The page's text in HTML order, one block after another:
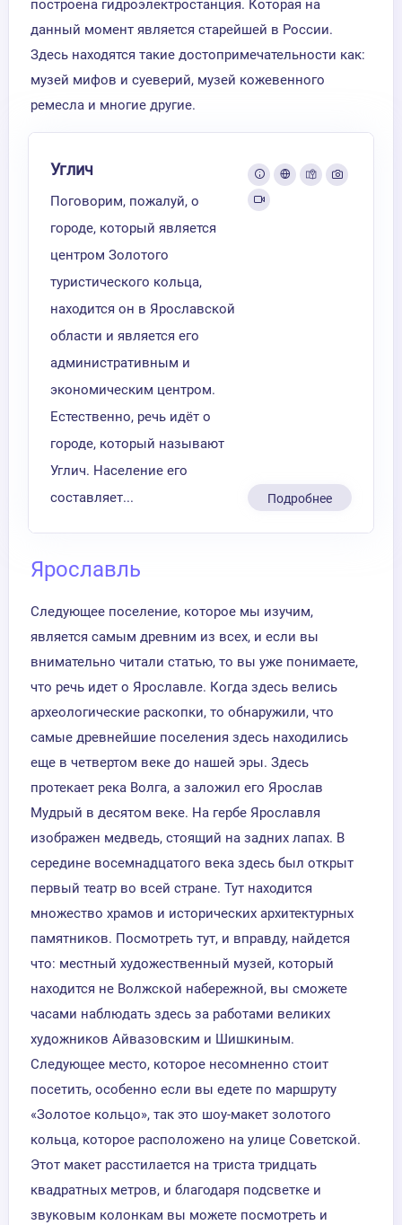
построена гидроэлектростанция. Которая на
данный момент является старейшей в России.
Здесь находятся такие достопримечательности как:
музей мифов и суеверий, музей кожевенного
ремесла и многие другие.
Углич
Поговорим, пожалуй, о
городе, который является
центром Золотого
туристического кольца,
находится он в Ярославской
области и является его
административным и
экономическим центром.
Естественно, речь идёт о
городе, который называют
Углич. Население его
составляет...
Подробнее
Ярославль
Следующее поселение, которое мы изучим,
является самым древним из всех, и если вы
внимательно читали статью, то вы уже понимаете,
что речь идет о Ярославле. Когда здесь велись
археологические раскопки, то обнаружили, что
самые древнейшие поселения здесь находились
еще в четвертом веке до нашей эры. Здесь
протекает река Волга, а заложил его Ярослав
Мудрый в десятом веке. На гербе Ярославля
изображен медведь, стоящий на задних лапах. В
середине восемнадцатого века здесь был открыт
первый театр во всей стране. Тут находится
множество храмов и исторических архитектурных
памятников. Посмотреть тут, и вправду, найдется
что: местный художественный музей, который
находится не Волжской набережной, вы сможете
часами наблюдать здесь за работами великих
художников Айвазовским и Шишкиным.
Следующее место, которое несомненно стоит
посетить, особенно если вы едете по маршруту
«Золотое кольцо», так это шоу-макет золотого
кольца, которое расположено на улице Советской.
Этот макет расстилается на триста тридцать
квадратных метров, и благодаря подсветке и
звуковым колонкам вы можете посмотреть и